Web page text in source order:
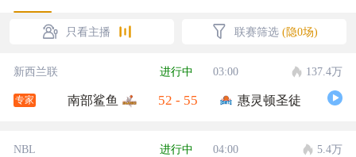
只看主播 联赛筛选 (隐0场)
新西兰联 进行中 03:00 137.4万
专家 南部鲨鱼 52 - 55 惠灵顿圣徒
NBL 进行中 04:00 5.4万